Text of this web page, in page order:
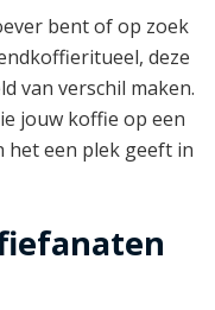
bent of op zoek
deze
van verschil maken.
jouw koffie op een
het een plek geeft in